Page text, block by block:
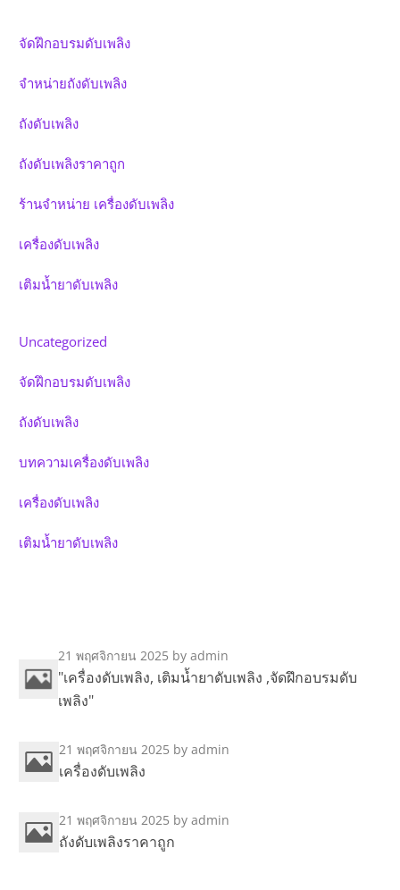
จัดฝึกอบรมดับเพลิง
จำหน่ายถังดับเพลิง
ถังดับเพลิง
ถังดับเพลิงราคาถูก
ร้านจำหน่าย เครื่องดับเพลิง
เครื่องดับเพลิง
เติมน้ำยาดับเพลิง
Uncategorized
จัดฝึกอบรมดับเพลิง
ถังดับเพลิง
บทความเครื่องดับเพลิง
เครื่องดับเพลิง
เติมน้ำยาดับเพลิง
21 พฤศจิกายน 2025 by admin
"เครื่องดับเพลิง, เติมน้ำยาดับเพลิง ,จัดฝึกอบรมดับ
เพลิง"
21 พฤศจิกายน 2025 by admin
เครื่องดับเพลิง
21 พฤศจิกายน 2025 by admin
ถังดับเพลิงราคาถูก